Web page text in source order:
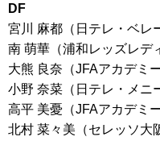
DF
宮川 麻都（日テレ・ベレ
南 萌華（浦和レッズレデ
大熊 良奈（JFAアカデミ
小野 奈菜（日テレ・メニ
高平 美憂（JFAアカデミー
北村 菜々美（セレッソ大